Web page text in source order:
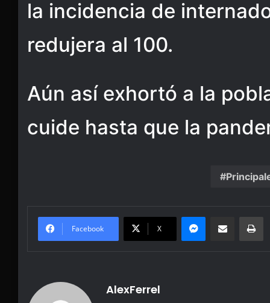
la incidencia de
redujera al 100.
Aún así exhortó a la
cuide hasta que la
Facebook X
Messenger
Share via Email
AlexFerrel